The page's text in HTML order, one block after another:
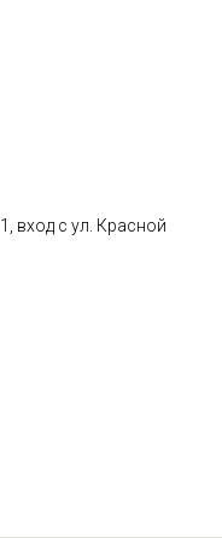
вход с ул. Красной